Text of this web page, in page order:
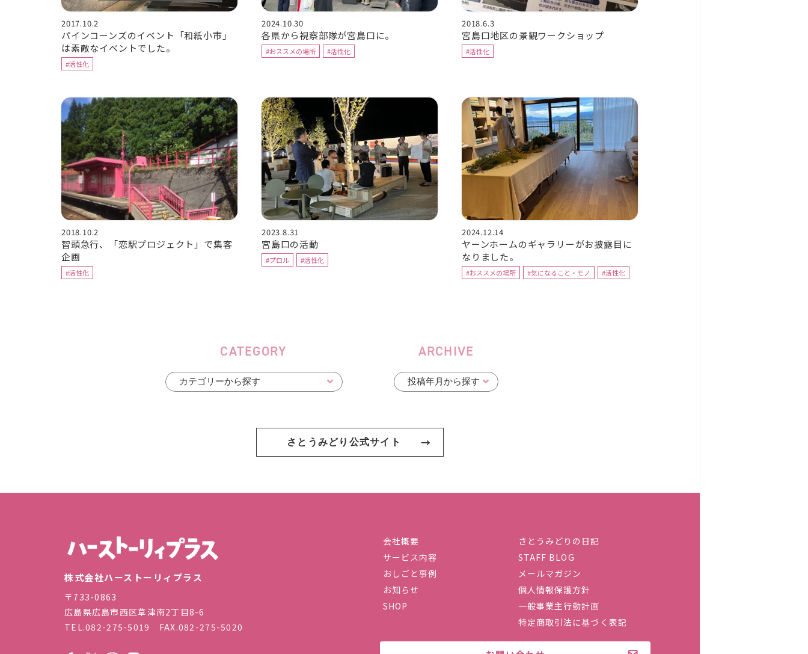
2017.10.2
パインコーンズのイベント「和紙小市」
は素敵なイベントでした。
#活性化
2024.10.30
各県から視察部隊が宮島口に。
#おススメの場所 #活性化
2018.6.3
宮島口地区の景観ワークショップ
#活性化
2018.10.2
智頭急行、「恋駅プロジェクト」で集客
企画
#活性化
2023.8.31
宮島口の活動
#プロル #活性化
2024.12.14
ヤーンホームのギャラリーがお披露目に
なりました。
#おススメの場所 #気になること・モノ #活性化
CATEGORY ARCHIVE
さとうみどり公式サイト
会社概要
サービス内容
おしごと事例
お知らせ
SHOP
さとうみどりの日記
STAFF BLOG
メールマガジン
個人情報保護方針
一般事業主行動計画
特定商取引法に基づく表記
株式会社ハーストーリィプラス
株式会社ハーストーリィプラス
〒733-0863
広島県広島市西区草津南2丁目8-6
TEL.082-275-5019 FAX.082-275-5020